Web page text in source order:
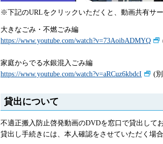
※下記のURLをクリックいただくと、動画共有サ
大きなごみ・不燃ごみ編
https://www.youtube.com/watch?v=73AoibADMYQ
家庭からでる水銀混入ごみ編
https://www.youtube.com/watch?v=aRCuz6kbdcI
(
貸出について
不適正搬入防止啓発動画のDVDを窓口で貸出して
貸出し手続きには、本人確認をさせていただく場合